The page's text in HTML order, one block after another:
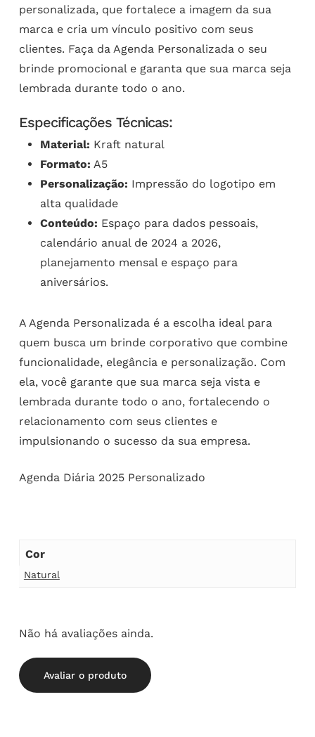
personalizada, que fortalece a imagem da sua
marca e cria um vínculo positivo com seus
clientes. Faça da Agenda Personalizada o seu
brinde promocional e garanta que sua marca seja
lembrada durante todo o ano.
Especificações Técnicas:
Material: Kraft natural
Formato: A5
Personalização: Impressão do logotipo em
alta qualidade
Conteúdo: Espaço para dados pessoais,
calendário anual de 2024 a 2026,
planejamento mensal e espaço para
aniversários.
A Agenda Personalizada é a escolha ideal para
quem busca um brinde corporativo que combine
funcionalidade, elegância e personalização. Com
ela, você garante que sua marca seja vista e
lembrada durante todo o ano, fortalecendo o
relacionamento com seus clientes e
impulsionando o sucesso da sua empresa.
Agenda Diária 2025 Personalizado
Cor
Natural
Não há avaliações ainda.
Avaliar o produto